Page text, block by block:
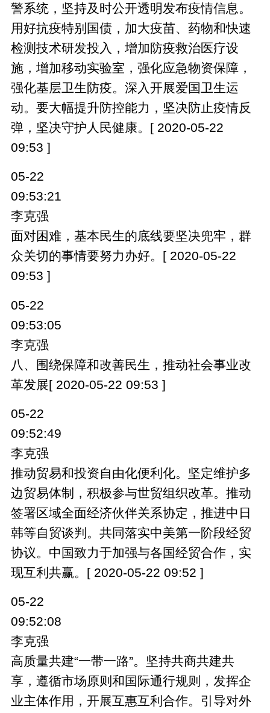
警系统，坚持及时公开透明发布疫情信息。
用好抗疫特别国债，加大疫苗、药物和快速
检测技术研发投入，增加防疫救治医疗设
施，增加移动实验室，强化应急物资保障，
强化基层卫生防疫。深入开展爱国卫生运
动。要大幅提升防控能力，坚决防止疫情反
弹，坚决守护人民健康。[ 2020-05-22
09:53 ]
05-22
09:53:21
李克强
面对困难，基本民生的底线要坚决兜牢，群
众关切的事情要努力办好。[ 2020-05-22
09:53 ]
05-22
09:53:05
李克强
八、围绕保障和改善民生，推动社会事业改
革发展[ 2020-05-22 09:53 ]
05-22
09:52:49
李克强
推动贸易和投资自由化便利化。坚定维护多
边贸易体制，积极参与世贸组织改革。推动
签署区域全面经济伙伴关系协定，推进中日
韩等自贸谈判。共同落实中美第一阶段经贸
协议。中国致力于加强与各国经贸合作，实
现互利共赢。[ 2020-05-22 09:52 ]
05-22
09:52:08
李克强
高质量共建“一带一路”。坚持共商共建共
享，遵循市场原则和国际通行规则，发挥企
业主体作用，开展互惠互利合作。引导对外